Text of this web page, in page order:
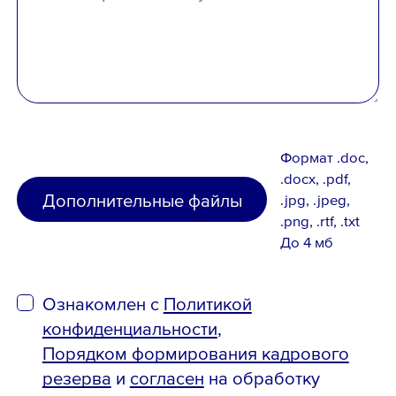
Дополнительные файлы
Формат .doc,
.docx, .pdf,
.jpg, .jpeg,
.png, .rtf, .txt
До 4 мб
Ознакомлен с Политикой
конфиденциальности,
Порядком формирования кадрового
резерва и согласен на обработку